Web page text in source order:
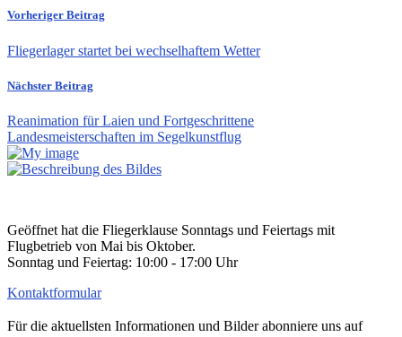
Vorheriger Beitrag
Fliegerlager startet bei wechselhaftem Wetter
Nächster Beitrag
Reanimation für Laien und Fortgeschrittene
Landesmeisterschaften im Segelkunstflug
Geöffnet hat die Fliegerklause Sonntags und Feiertags mit
Flugbetrieb von Mai bis Oktober.
Sonntag und Feiertag: 10:00 - 17:00 Uhr
Kontaktformular
Für die aktuellsten Informationen und Bilder abonniere uns auf